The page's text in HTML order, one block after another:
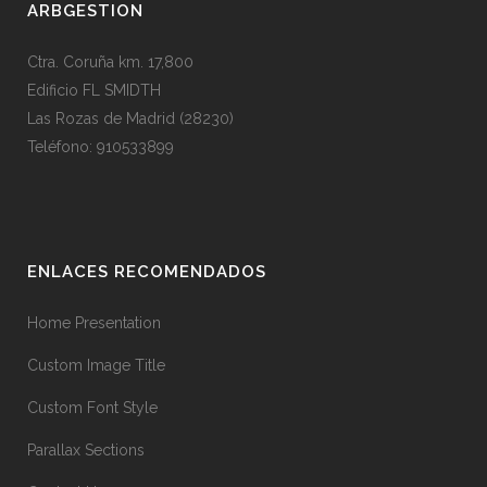
ARBGESTION
Ctra. Coruña km. 17,800
Edificio FL SMIDTH
Las Rozas de Madrid (28230)
Teléfono: 910533899
ENLACES RECOMENDADOS
Home Presentation
Custom Image Title
Custom Font Style
Parallax Sections